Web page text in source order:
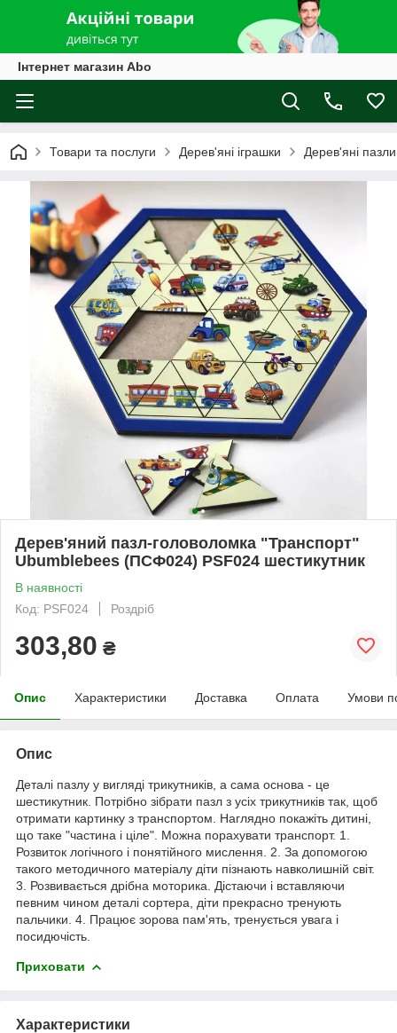
Інтернет магазин Abo
Товари та послуги Дерев'яні іграшки Дерев'яні
Дерев'яний пазл-головоломка "Транспорт"
Ubumblebees (ПСФ024) PSF024 шестикутник
В наявності
Код: PSF024
Роздріб
303,80 ₴
Опис Характеристики Доставка Оплата Умови
Опис
Деталі пазлу у вигляді трикутників, а сама основа - це
шестикутник. Потрібно зібрати пазл з усіх трикутників так, щоб
отримати картинку з транспортом. Наглядно покажіть дитині,
що таке "частина і ціле". Можна порахувати транспорт. 1.
Розвиток логічного і понятійного мислення. 2. За допомогою
такого методичного матеріалу діти пізнають навколишній світ.
3. Розвивається дрібна моторика. Дістаючи і вставляючи
певним чином деталі сортера, діти прекрасно тренують
пальчики. 4. Працює зорова пам'ять, тренується увага і
посидючість.
Приховати
Характеристики